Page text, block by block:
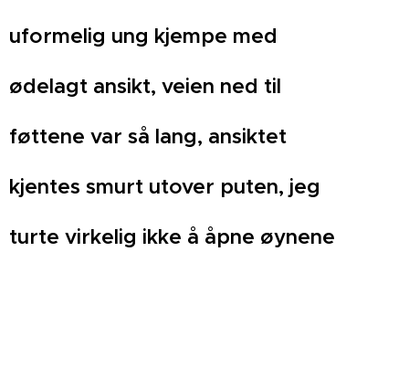
uformelig ung kjempe med
ødelagt ansikt, veien ned til
føttene var så lang, ansiktet
kjentes smurt utover puten, jeg
turte virkelig ikke å åpne øynene